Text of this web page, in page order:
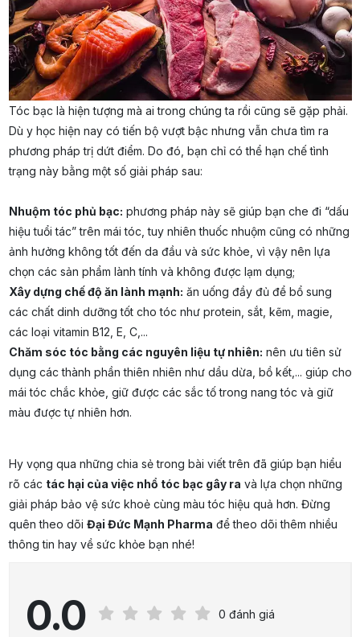
Tóc bạc là hiện tượng mà ai trong chúng ta rồi cũng sẽ gặp phải.
Dù y học hiện nay có tiến bộ vượt bậc nhưng vẫn chưa tìm ra
phương pháp trị dứt điểm. Do đó, bạn chỉ có thể hạn chế tình
trạng này bằng một số giải pháp sau:
Nhuộm tóc phủ bạc: phương pháp này sẽ giúp bạn che đi “dấu
hiệu tuổi tác” trên mái tóc, tuy nhiên thuốc nhuộm cũng có những
ảnh hưởng không tốt đến da đầu và sức khỏe, vì vậy nên lựa
chọn các sản phẩm lành tính và không được lạm dụng;
Xây dựng chế độ ăn lành mạnh: ăn uống đầy đủ để bổ sung
các chất dinh dưỡng tốt cho tóc như protein, sắt, kẽm, magie,
các loại vitamin B12, E, C,...
Chăm sóc tóc bằng các nguyên liệu tự nhiên: nên ưu tiên sử
dụng các thành phần thiên nhiên như dầu dừa, bồ kết,... giúp cho
mái tóc chắc khỏe, giữ được các sắc tố trong nang tóc và giữ
màu được tự nhiên hơn.
Hy vọng qua những chia sẻ trong bài viết trên đã giúp bạn hiểu
rõ các tác hại của việc nhổ tóc bạc gây ra và lựa chọn những
giải pháp bảo vệ sức khoẻ cùng màu tóc hiệu quả hơn. Đừng
quên theo dõi Đại Đức Mạnh Pharma để theo dõi thêm nhiều
thông tin hay về sức khỏe bạn nhé!
0.0 0 đánh giá